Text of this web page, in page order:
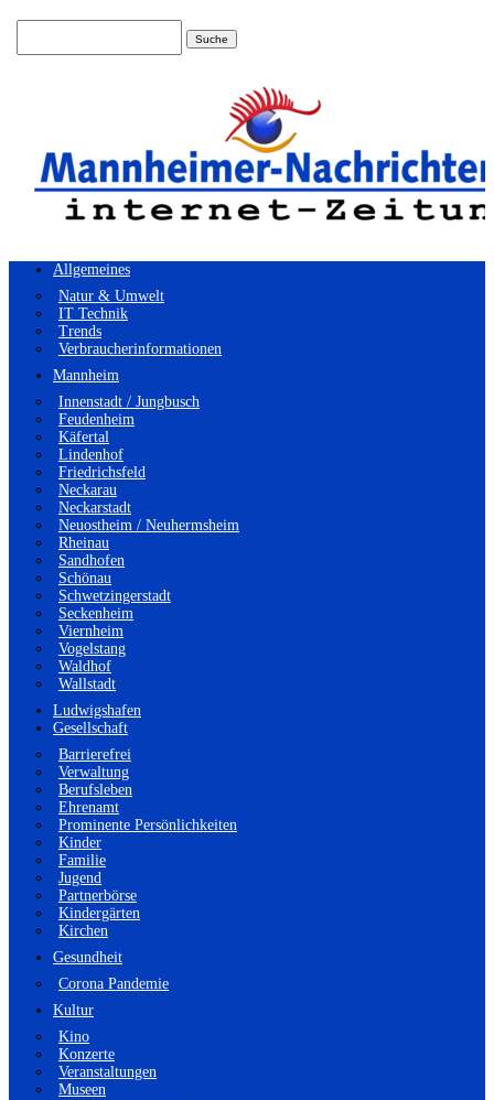
Allgemeines
Natur & Umwelt
IT Technik
Trends
Verbraucherinformationen
Mannheim
Innenstadt / Jungbusch
Feudenheim
Käfertal
Lindenhof
Friedrichsfeld
Neckarau
Neckarstadt
Neuostheim / Neuhermsheim
Rheinau
Sandhofen
Schönau
Schwetzingerstadt
Seckenheim
Viernheim
Vogelstang
Waldhof
Wallstadt
Ludwigshafen
Gesellschaft
Barrierefrei
Verwaltung
Berufsleben
Ehrenamt
Prominente Persönlichkeiten
Kinder
Familie
Jugend
Partnerbörse
Kindergärten
Kirchen
Gesundheit
Corona Pandemie
Kultur
Kino
Konzerte
Veranstaltungen
Museen